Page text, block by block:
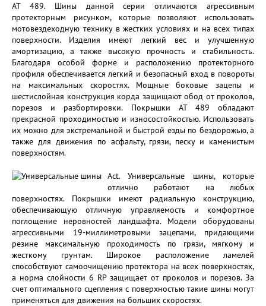
AT 489. Шины данной серии отличаются агрессивным
протекторным рисунком, которые позволяют использовать
мотовездеходную технику в жестких условиях и на всех типах
поверхности. Изделия имеют легкий вес и улучшенную
амортизацию, а также высокую прочность и стабильность.
Благодаря особой форме и расположению протекторного
профиля обеспечивается легкий и безопасный вход в повороты
на максимальных скоростях. Мощные боковые зацепы и
шестислойная конструкция корда защищают обод от проколов,
порезов и разбортировки. Покрышки AT 489 обладают
прекрасной проходимостью и износостойкостью. Использовать
их можно для экстремальной и быстрой езды по бездорожью, а
также для движения по асфальту, грязи, песку и каменистым
поверхностям.
Act. Универсальные шины, которые
отлично работают на любых
поверхностях. Покрышки имеют радиальную конструкцию,
обеспечивающую отличную управляемость и комфортное
поглощение неровностей ландшафта. Модели оборудованы
агрессивными 19-миллиметровыми зацепами, придающими
резине максимальную проходимость по грязи, мягкому и
жесткому грунтам. Широкое расположение ламелей
способствуют самоочищению протектора на всех поверхностях,
а норма слойности 6 RP защищает от проколов и порезов. За
счет оптимального сцепления с поверхностью такие шины могут
применяться для движения на больших скоростях.